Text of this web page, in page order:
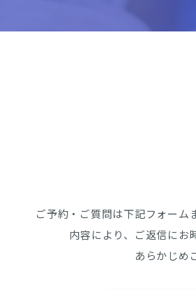
ご予約・ご質問は下記フォー
内容により、ご返信にお
あらかじめ